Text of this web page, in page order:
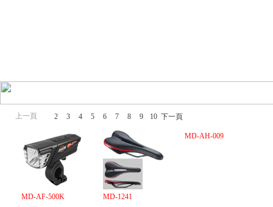
上一頁 2 3 4 5 6 7 8 9 10 下一頁
MD-AF-500K MD-1241
MD-AH-009